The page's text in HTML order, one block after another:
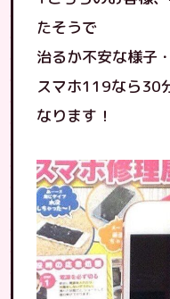
たそうで
治るか不安な様子
スマホ119なら30
なります！